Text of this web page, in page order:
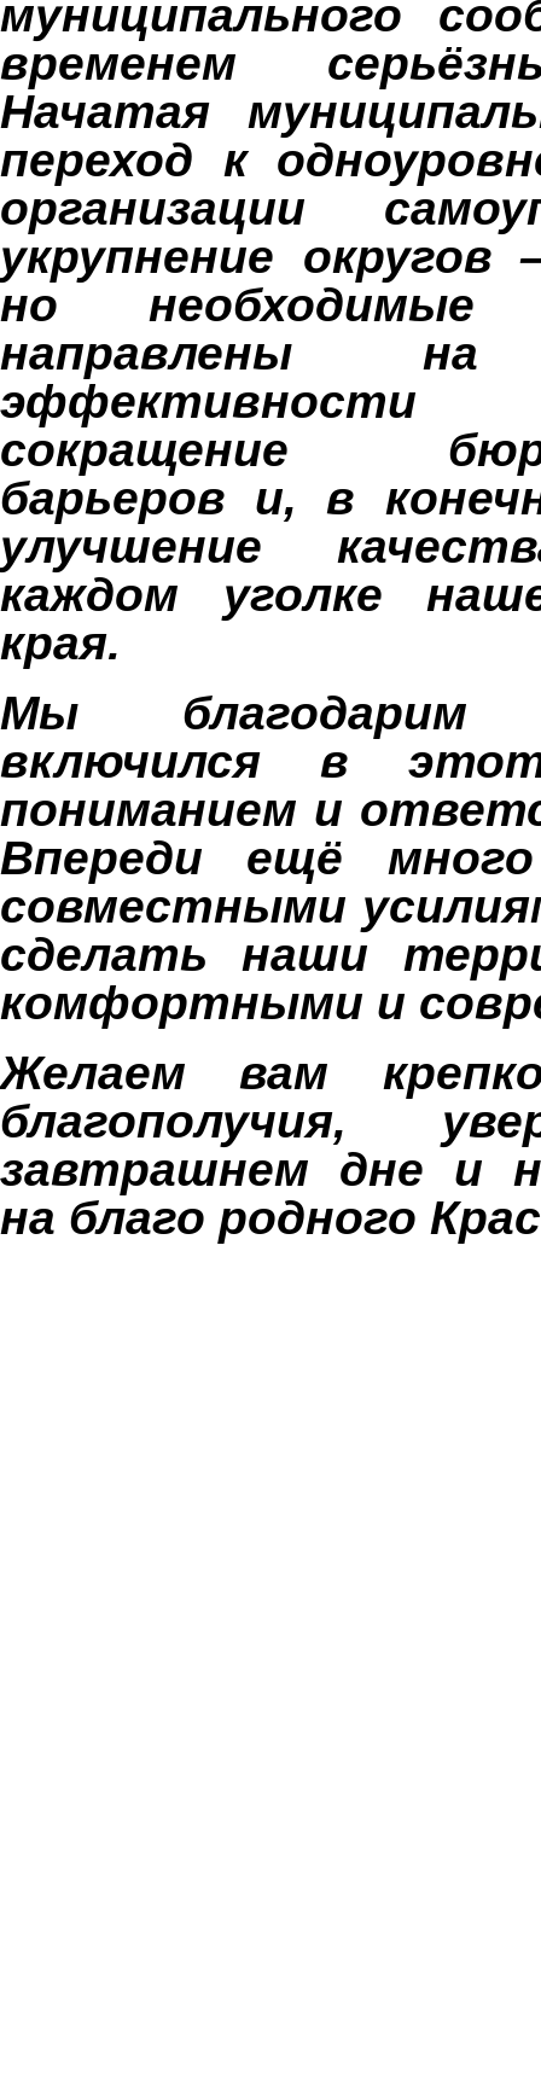
муниципального
временем
Начатая
переход к
организации
укрупнение
но
направлены на
эффективности
сокращение
барьеров и, в
улучшение
каждом уголке
края.
Мы
включился в
пониманием и
Впереди ещё
совместными
сделать наши
комфортными и
Желаем вам
благополучия,
завтрашнем дне и
на благо родного